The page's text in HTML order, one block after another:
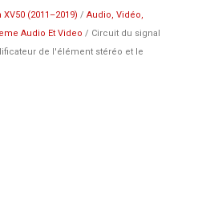
(2011–2019) /Audio, Vidéo,
Audio Et Video / Circuit du signal
de l'élément stéréo et le